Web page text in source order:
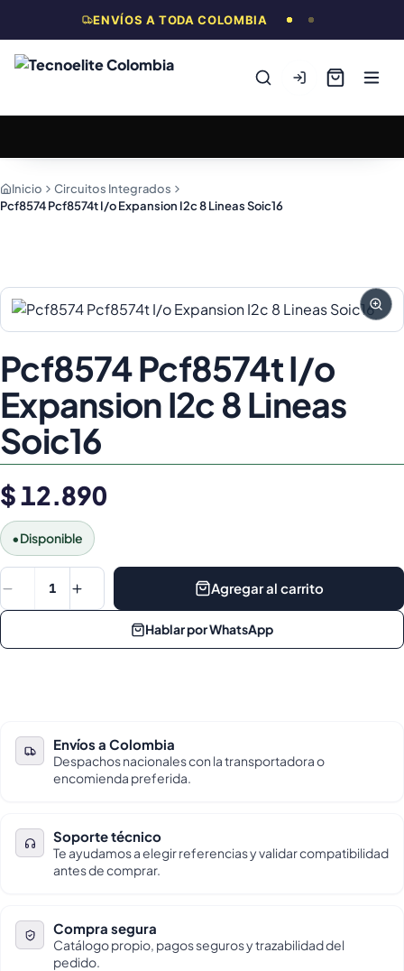
ENVÍOS A TODA COLOMBIA
Inicio
Circuitos Integrados
Pcf8574 Pcf8574t I/o Expansion I2c 8 Lineas Soic16
Pcf8574 Pcf8574t I/o
Expansion I2c 8 Lineas
Soic16
$ 12.890
•Disponible
1 Agregar al carrito
Hablar por WhatsApp
Envíos a Colombia
Despachos nacionales con la transportadora o
encomienda preferida.
Soporte técnico
Te ayudamos a elegir referencias y validar compatibilidad
antes de comprar.
Compra segura
Catálogo propio, pagos seguros y trazabilidad del
pedido.